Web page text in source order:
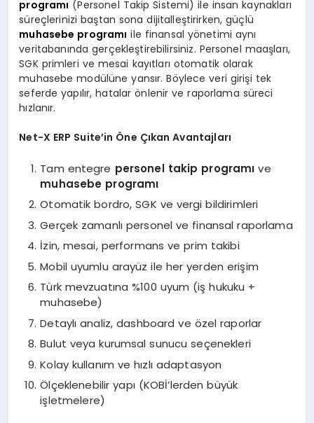
programı (Personel Takip Sistemi) ile insan kaynakları
süreçlerinizi baştan sona dijitalleştirirken, güçlü
muhasebe programı ile finansal yönetimi aynı
veritabanında gerçekleştirebilirsiniz. Personel maaşları,
SGK primleri ve mesai kayıtları otomatik olarak
muhasebe modülüne yansır. Böylece veri girişi tek
seferde yapılır, hatalar önlenir ve raporlama süreci
hızlanır.
Net-X ERP Suite’in Öne Çıkan Avantajları
Tam entegre personel takip programı ve
muhasebe programı
Otomatik bordro, SGK ve vergi bildirimleri
Gerçek zamanlı personel ve finansal raporlama
İzin, mesai, performans ve prim takibi
Mobil uyumlu arayüz ile her yerden erişim
Türk mevzuatına %100 uyum (iş hukuku +
muhasebe)
Detaylı analiz, dashboard ve özel raporlar
Bulut veya kurumsal sunucu seçenekleri
Kolay kullanım ve hızlı adaptasyon
Ölçeklenebilir yapı (KOBİ’lerden büyük
işletmelere)